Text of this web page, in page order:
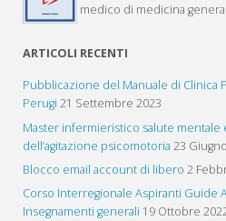
medico di medicina
ARTICOLI RECENTI
Pubblicazione del Manuale di Clinica
Perugi 21 Settembre 2023
Master infermieristico salute mentale
dell’agitazione psicomotoria 23
Blocco email account di libero 2
Corso Interregionale Aspiranti Guide
Insegnamenti generali 19 Ottobre